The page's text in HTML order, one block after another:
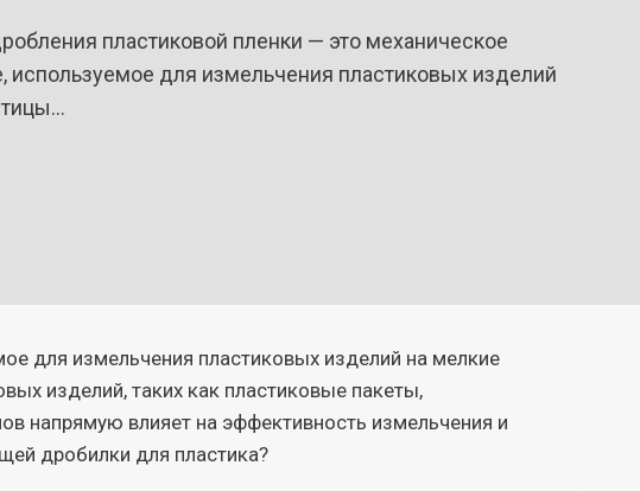
пластиковой пленки — это механическое
используемое для измельчения пластиковых изделий
для измельчения пластиковых изделий на мелкие
изделий, таких как пластиковые пакеты,
напрямую влияет на эффективность измельчения и
дробилки для пластика?